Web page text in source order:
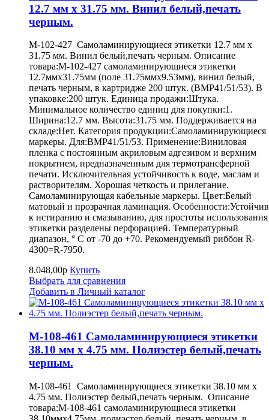
12.7 мм х 31.75 мм. Винил белый,печать
черным.
M-102-427 Самоламинирующиеся этикетки 12.7 мм х
31.75 мм. Винил белый,печать черным. Описание
товара:M-102-427 самоламинирующиеся этикетки
12.7ммх31.75мм (поле 31.75ммх9.53мм), винил белый,
печать черным, в картридже 200 штук. (BMP41/51/53). В
упаковке:200 штук. Единица продажи:Штука.
Минимальное количество единиц для покупки:1.
Ширина:12.7 мм. Высота:31.75 мм. Поддерживается на
складе:Нет. Категория продукции:Самоламинирующиеся
маркеры. Для:BMP41/51/53. Применение:Виниловая
пленка с постоянным акриловым адгезивом и верхним
покрытием, предназначенным для термотрансферной
печати. Исключительная устойчивость к воде, маслам и
растворителям. Хорошая четкость и прилегание.
Самоламинирующая кабельные маркеры. Цвет:Белый
матовый и прозрачная ламинация. Особенности:Устойчив
к истиранию и смазыванию, для простоты использования
этикетки разделены перфорацией. Температурный
диапазон, ° С от -70 до +70. Рекомендуемый риббон R-
4300=R-7950.
8.048,00р Купить
Выбрать для сравнения
Добавить в Личный каталог
M-108-461 Самоламинирующиеся этикетки
38.10 мм х 4.75 мм. Полиэстер белый,печать
черным.
M-108-461 Самоламинирующиеся этикетки 38.10 мм х
4.75 мм. Полиэстер белый,печать черным. Описание
товара:M-108-461 самоламинирующиеся этикетки